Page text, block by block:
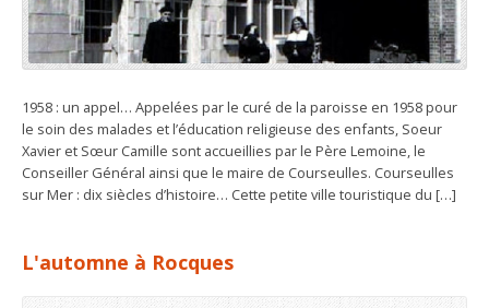
1958 : un appel… Appelées par le curé de la paroisse en 1958 pour
le soin des malades et l’éducation religieuse des enfants, Soeur
Xavier et Sœur Camille sont accueillies par le Père Lemoine, le
Conseiller Général ainsi que le maire de Courseulles. Courseulles
sur Mer : dix siècles d’histoire… Cette petite ville touristique du […]
L'automne à Rocques